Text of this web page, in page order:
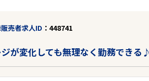
売者求人ID 448741
が変化しても無理なく勤務できる♪